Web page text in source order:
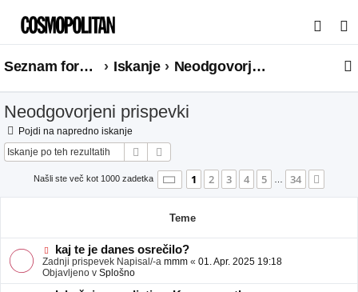
s
a
Seznam forumov Iskanje Neodgovorjeni prispevki
Neodgovorjeni prispevki
Pojdi na napredno iskanje
Iskanje
Našli ste več kot 1000 zadetka Stran 1od34
1 2 3 4 5 … 34
Teme
N
o
v
e
kaj te je danes osrečilo?
Zadnji prispevek Napisal/-a mmm « 01. Apr. 2025 19:18
Objavljeno v Splošno